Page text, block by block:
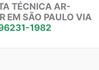
TÉCNICA AR-
EM SÃO PAULO VIA
1982